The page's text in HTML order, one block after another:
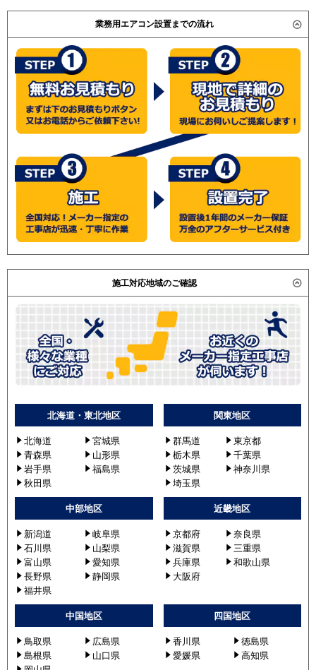
業務用エアコン設置までの流れ
施工対応地域のご確認
北海道・東北地区
北海道
宮城県
青森県
山形県
岩手県
福島県
秋田県
関東地区
群馬道
東京都
栃木県
千葉県
茨城県
神奈川県
埼玉県
中部地区
新潟道
岐阜県
石川県
山梨県
富山県
愛知県
長野県
静岡県
福井県
近畿地区
京都府
奈良県
滋賀県
三重県
兵庫県
和歌山県
大阪府
中国地区
鳥取県
広島県
島根県
山口県
四国地区
香川県
徳島県
愛媛県
高知県